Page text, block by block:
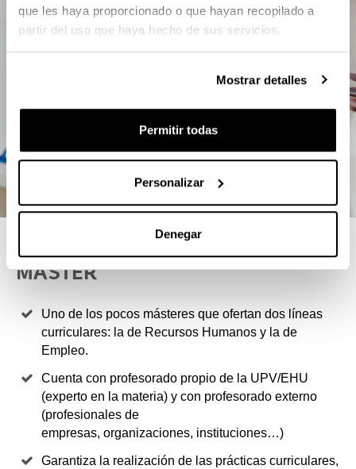
que les haya proporcionado o que hayan recopilado a
partir del uso que haya hecho de sus servicios.
Mostrar detalles
Permitir todas
Personalizar
Denegar
4 RAZONES PARA ELEGIR ESTE
MÁSTER
Uno de los pocos másteres que ofertan dos líneas
curriculares: la de Recursos Humanos y la de
Empleo.
Cuenta con profesorado propio de la UPV/EHU
(experto en la materia) y con profesorado externo
(profesionales de
empresas, organizaciones, instituciones…)
Garantiza la realización de las prácticas curriculares,